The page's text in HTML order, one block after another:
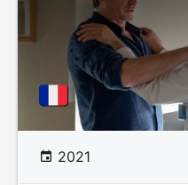
2021